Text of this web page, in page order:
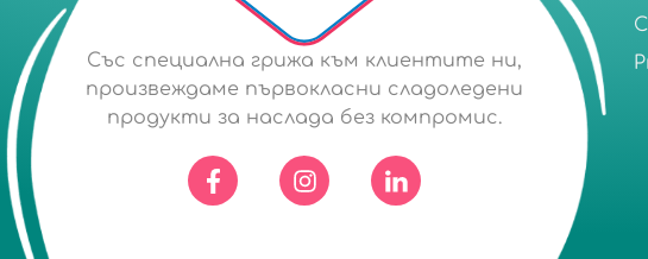
Със специална грижа към клиентите ни,
произвеждаме първокласни сладоледени
продукти за наслада без компромис.